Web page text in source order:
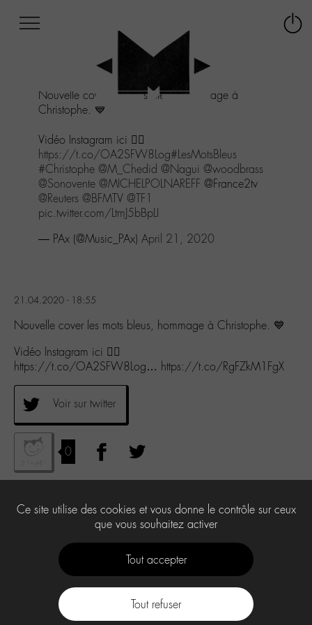
menu
contenu
Aller
recherche
Nouvelle cover les mots bleus, hommage à
Christophe. 💙
Vidéo Instagram ici 👇🏻
https://t.co/OA2SFW8Log#LesMotsBleus
#Christophe @M_Chedid @Nagui @woodbrass
@Sonovente @MICHELPOLNAREFF @France2tv
@Reuters @BFMTV @TF1
pic.twitter.com/LtmJ5bBpLI
— PAx (@Music_PAx) April 21, 2020
21.04.2020 - 18:55
Nouvelle cover les mots bleus, hommage à Christophe. 💙
Vidéo Instagram ici 👇🏻
https://t.co/OA2SFW8Log… https://t.co/RgFZkM1FgX
Voir sur twitter
0
Ce site utilise des cookies et vous donne le contrôle sur ceux
que vous souhaitez activer
Tout accepter
Tout refuser